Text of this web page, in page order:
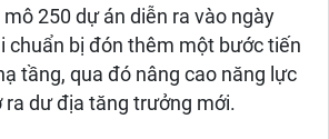
250 dự án diễn ra vào ngày
chuẩn bị đón thêm một bước tiến
tầng, qua đó nâng cao năng lực
ra dư địa tăng trưởng mới.